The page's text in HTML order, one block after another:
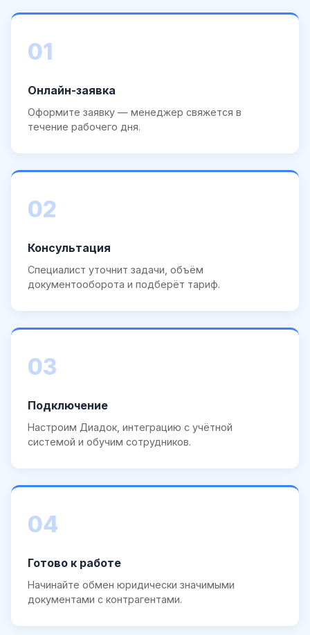
01
Онлайн-заявка
Оформите заявку — менеджер свяжется в
течение рабочего дня.
02
Консультация
Специалист уточнит задачи, объём
документооборота и подберёт тариф.
03
Подключение
Настроим Диадок, интеграцию с учётной
системой и обучим сотрудников.
04
Готово к работе
Начинайте обмен юридически значимыми
документами с контрагентами.